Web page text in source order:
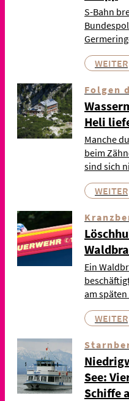
S-Bahn
WEITER
Folgen
Heli
Manche
beim
sind sich
WEITER
Ein
am
WEITER
See:
Schiffe